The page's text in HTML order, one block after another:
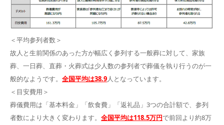
＜平均参列者数＞
故人と生前関係のあった方が幅広く参列する一般葬に対して、家族
葬、一日葬、直葬・火葬式は少人数の参列者で葬儀を執り行うのが一
般的なようです。 全国平均は38.9人となっています。
＜目安費用＞
葬儀費用は「基本料金」「飲食費」「返礼品」3つの合計額で、参列
者数により大きく変わります。 全国平均は118.5万円で前回より約8万